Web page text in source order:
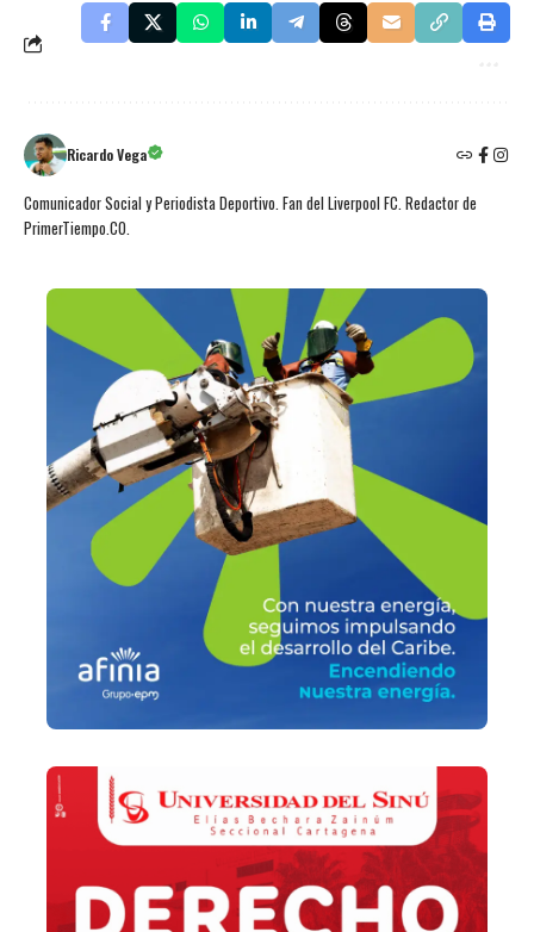
Ricardo Vega
Comunicador Social y Periodista Deportivo. Fan del Liverpool FC. Redactor de
PrimerTiempo.CO.